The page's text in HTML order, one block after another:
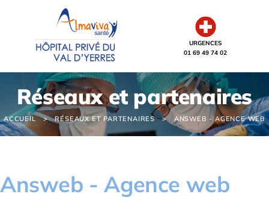
URGENCES
01 69 49 74 02
Réseaux et partenaires
ACCUEIL RÉSEAUX ET PARTENAIRES ANSWEB - AGENCE WEB
Answeb - Agence web
Panneau de gestion des cookies